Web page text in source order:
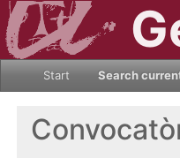
Start Search